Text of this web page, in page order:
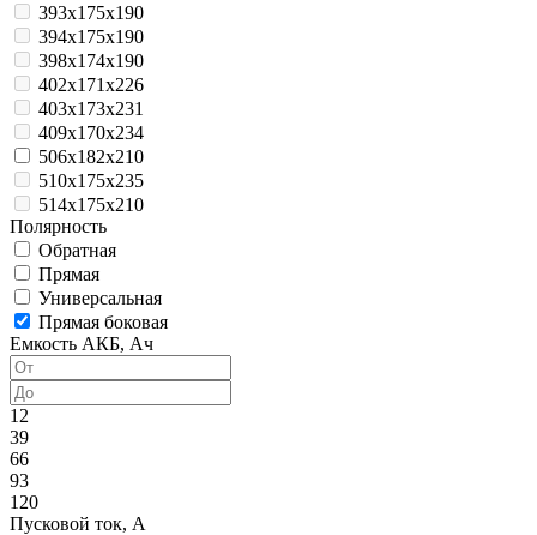
393x175x190
394x175x190
398x174x190
402x171x226
403x173x231
409x170x234
506x182x210
510x175x235
514x175x210
Полярность
Обратная
Прямая
Универсальная
Прямая боковая
Емкость АКБ, Ач
12
39
66
93
120
Пусковой ток, А